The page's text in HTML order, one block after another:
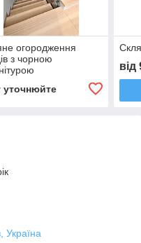
огородження
з чорною
уточнюйте
від
Україна